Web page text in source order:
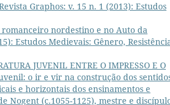
Graphos: v. 15 n. 1 (2013): Estudos
nordestino e no Auto da
Estudos Medievais: Gênero,
JUVENIL ENTRE O IMPRESSO E O
o ir e vir na construção dos
e horizontais dos ensinamentos e
Nogent (c.1055-1125), mestre e